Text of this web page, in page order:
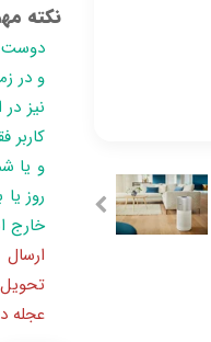
نکته
نیز
روز
خارج
عجله